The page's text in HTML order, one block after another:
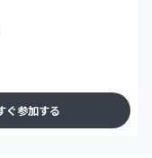
ぐ参加する